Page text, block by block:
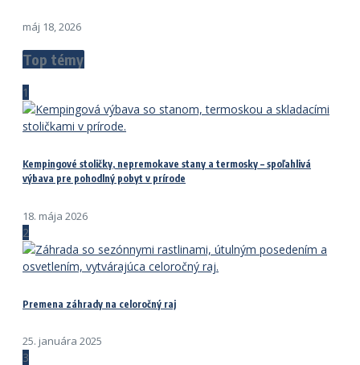
máj 18, 2026
Top témy
1
Kempingové stoličky, nepremokave stany a termosky – spoľahlivá
výbava pre pohodlný pobyt v prírode
18. mája 2026
2
Premena záhrady na celoročný raj
25. januára 2025
3